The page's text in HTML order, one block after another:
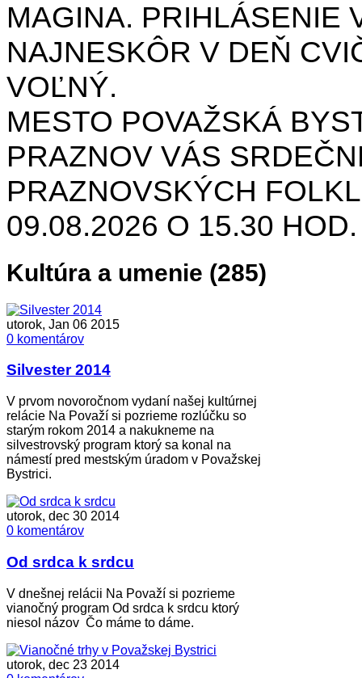
MAGINA. PRIHLÁSENIE
NAJNESKÔR V DEŇ
VOĽNÝ.
MESTO POVAŽSKÁ
PRAZNOV VÁS
PRAZNOVSKÝCH
09.08.2026 O 15.30
Kultúra a umenie (285)
utorok, Jan 06 2015
0 komentárov
Silvester 2014
V prvom novoročnom vydaní našej kultúrnej
relácie Na Považí si pozrieme rozlúčku so
starým rokom 2014 a nakukneme na
silvestrovský program ktorý sa konal na
námestí pred mestským úradom v Považskej
Bystrici.
utorok, dec 30 2014
0 komentárov
Od srdca k srdcu
V dnešnej relácii Na Považí si pozrieme
vianočný program Od srdca k srdcu ktorý
niesol názov Čo máme to dáme.
utorok, dec 23 2014